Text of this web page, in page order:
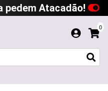
pedem Atacadão!
0